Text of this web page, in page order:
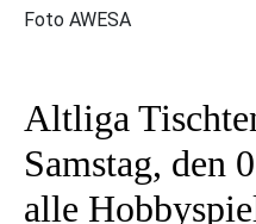
Foto AWESA
Altliga
Samstag, den
alle